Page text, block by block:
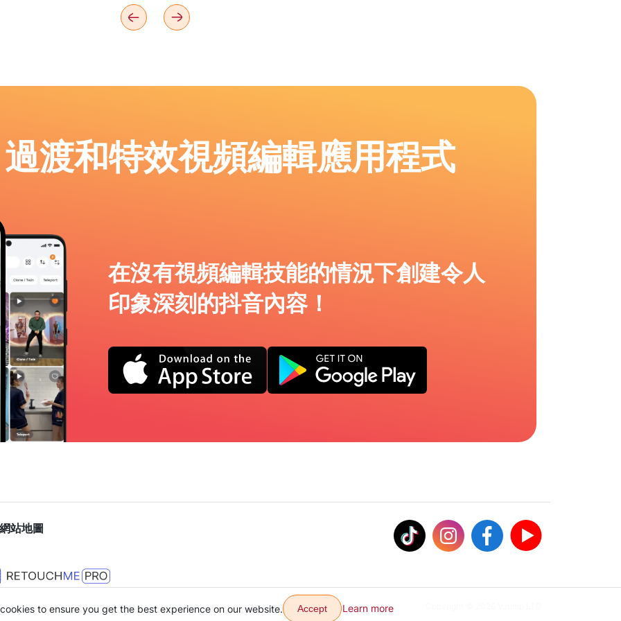
渡和特效視頻編輯應用程式
在沒有視頻編輯技能的情況下創建令人
印象深刻的抖音內容！
網站地圖
to ensure you get the best experience on our website. Accept Learn more